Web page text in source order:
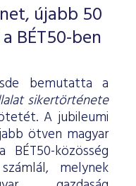
újabb 50
BÉT50-ben
bemutatta a
sikertörténete
A jubileumi
ötven magyar
közösség
melynek